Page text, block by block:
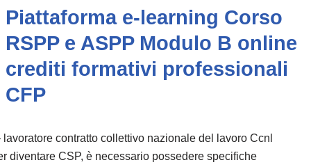
Piattaforma e-learning Corso
RSPP e ASPP Modulo B online
crediti formativi professionali
CFP
contratto collettivo nazionale del lavoro Ccnl
diventare CSP, è necessario possedere specifiche